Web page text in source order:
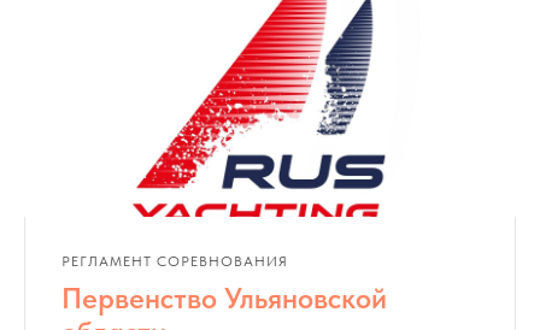
РЕГЛАМЕНТ СОРЕВНОВАНИЯ
Первенство Ульяновской